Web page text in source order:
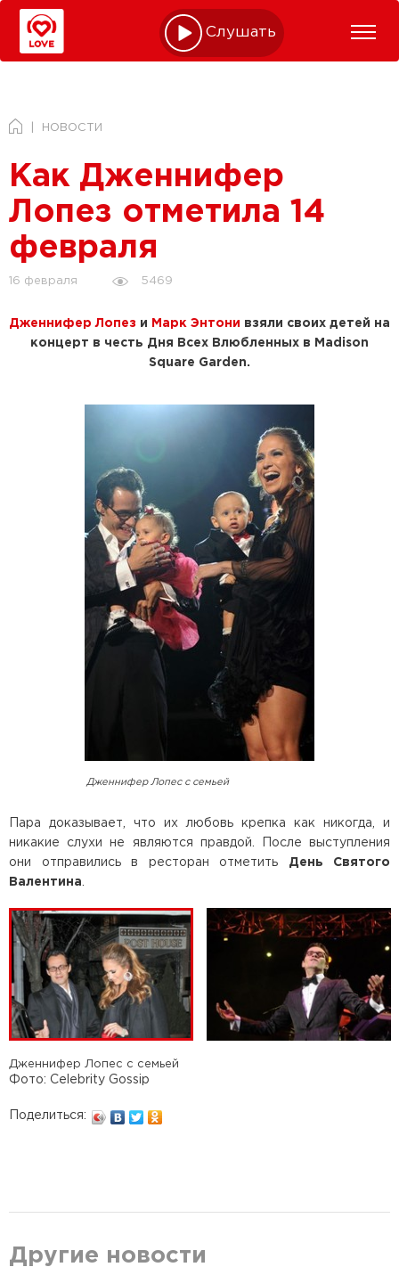
Слушать online
НОВОСТИ
Как Дженнифер
Лопез отметила 14
февраля
16 февраля 5469
Дженнифер Лопез и Марк Энтони взяли своих детей на
концерт в честь Дня Всех Влюбленных в Madison
Square Garden.
Дженнифер Лопес с семьей
Пара доказывает, что их любовь крепка как никогда, и
никакие слухи не являются правдой. После выступления
они отправились в ресторан отметить
День Святого
Валентина
Дженнифер Лопес с семьей
Фото: Celebrity Gossip
Поделиться:
Другие новости